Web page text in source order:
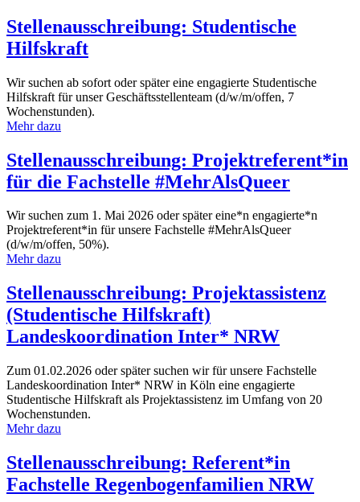
Stellenausschreibung: Studentische
Hilfskraft
Wir suchen ab sofort oder später eine engagierte Studentische
Hilfskraft für unser Geschäftsstellenteam (d/w/m/offen, 7
Wochenstunden).
Mehr dazu
Stellenausschreibung: Projektreferent*in
für die Fachstelle #MehrAlsQueer
Wir suchen zum 1. Mai 2026 oder später eine*n engagierte*n
Projektreferent*in für unsere Fachstelle #MehrAlsQueer
(d/w/m/offen, 50%).
Mehr dazu
Stellenausschreibung: Projektassistenz
(Studentische Hilfskraft)
Landeskoordination Inter* NRW
Zum 01.02.2026 oder später suchen wir für unsere Fachstelle
Landeskoordination Inter* NRW in Köln eine engagierte
Studentische Hilfskraft als Projektassistenz im Umfang von 20
Wochenstunden.
Mehr dazu
Stellenausschreibung: Referent*in
Fachstelle Regenbogenfamilien NRW